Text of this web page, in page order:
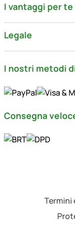
I vantaggi per te
Legale
I nostri metodi
Consegna
Termini